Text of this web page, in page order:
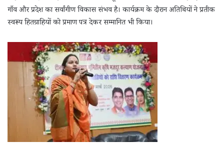
गाँव और प्रदेश का सर्वांगीण विकास संभव है। कार्यक्रम के दौरान अतिथियों ने प्रतीक
स्वरूप हितग्राहियों को प्रमाण पत्र देकर सम्मानित भी किया।